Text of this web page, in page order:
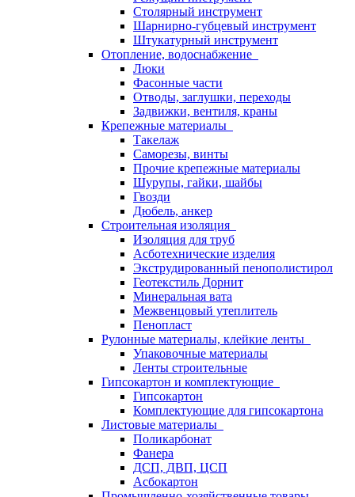
Столярный инструмент
Шарнирно-губцевый инструмент
Штукатурный инструмент
Отопление, водоснабжение
Люки
Фасонные части
Отводы, заглушки, переходы
Задвижки, вентиля, краны
Крепежные материалы
Такелаж
Саморезы, винты
Прочие крепежные материалы
Шурупы, гайки, шайбы
Гвозди
Дюбель, анкер
Строительная изоляция
Изоляция для труб
Асботехнические изделия
Экструдированный пенополистирол
Геотекстиль Дорнит
Минеральная вата
Межвенцовый утеплитель
Пенопласт
Рулонные материалы, клейкие ленты
Упаковочные материалы
Ленты строительные
Гипсокартон и комплектующие
Гипсокартон
Комплектующие для гипсокартона
Листовые материалы
Поликарбонат
Фанера
ДСП, ДВП, ЦСП
Асбокартон